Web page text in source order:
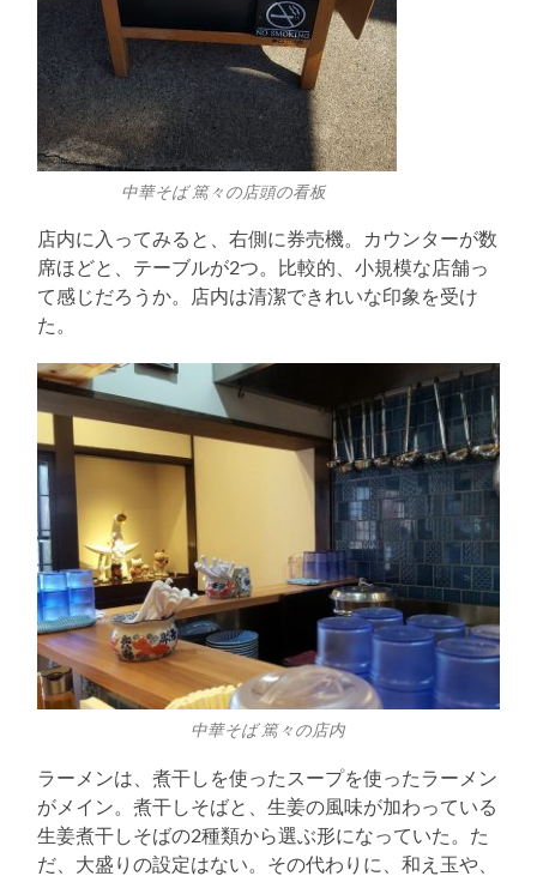
中華そば 篤々の店頭の看板
店内に入ってみると、右側に券売機。カウンターが数
席ほどと、テーブルが2つ。比較的、小規模な店舗っ
て感じだろうか。店内は清潔できれいな印象を受け
た。
中華そば 篤々の店内
ラーメンは、煮干しを使ったスープを使ったラーメン
がメイン。煮干しそばと、生姜の風味が加わっている
生姜煮干しそばの2種類から選ぶ形になっていた。た
だ、大盛りの設定はない。その代わりに、和え玉や、